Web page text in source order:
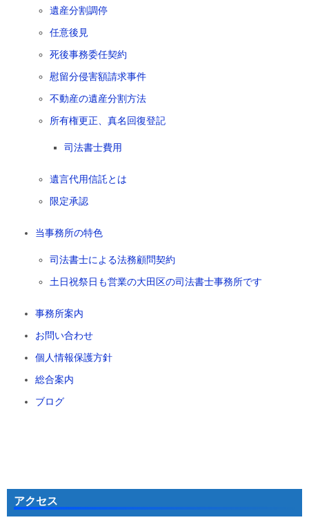
遺産分割調停
任意後見
死後事務委任契約
慰留分侵害額請求事件
不動産の遺産分割方法
所有権更正、真名回復登記
司法書士費用
遺言代用信託とは
限定承認
当事務所の特色
司法書士による法務顧問契約
土日祝祭日も営業の大田区の司法書士事務所です
事務所案内
お問い合わせ
個人情報保護方針
総合案内
ブログ
アクセス